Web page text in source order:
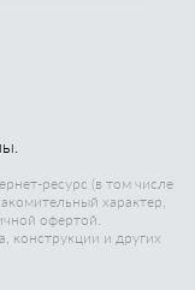
ресурс (в том числе
характер,
офертой.
конструкции и других